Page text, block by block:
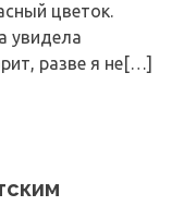
цветок.
увидела
разве я не[…]